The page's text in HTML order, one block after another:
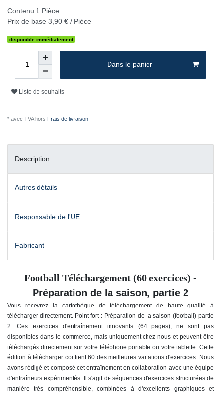
Contenu 1 Pièce
Prix de base 3,90 € / Pièce
disponible immédiatement
Dans le panier
Liste de souhaits
* avec TVA hors Frais de livraison
Description
Autres détails
Responsable de l'UE
Fabricant
Football Téléchargement (60 exercices) -
Préparation de la saison, partie 2
Vous recevrez la cartothèque de téléchargement de haute qualité à
télécharger directement. Point fort : Préparation de la saison (football) partie
2. Ces exercices d'entraînement innovants (64 pages), ne sont pas
disponibles dans le commerce, mais uniquement chez nous et peuvent être
téléchargés directement sur votre téléphone portable ou votre tablette. Cette
édition à télécharger contient 60 des meilleures variations d'exercices. Nous
avons rédigé et composé cet entraînement en collaboration avec une équipe
d'entraîneurs expérimentés. Il s'agit de séquences d'exercices structurées de
manière très compréhensible, combinées à d'excellents graphiques et